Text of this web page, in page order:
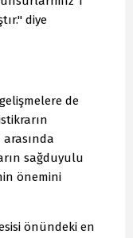
diye
de
arasında
sağduyulu
önemini
önündeki en